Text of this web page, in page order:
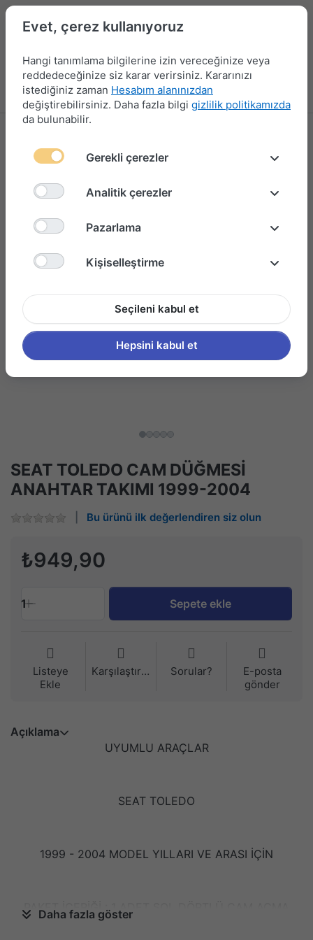
Menü Giriş yap Karşılaştırma Favori Listesi
SEAT TOLEDO CAM DÜĞMESİ
ANAHTAR TAKIMI 1999-2004
Bu ürünü ilk değerlendiren siz olun
₺949,90
1 Sepete ekle
Listeye
Ekle
Karşılaştırma Sorular?
E-posta
gönder
Açıklama
UYUMLU ARAÇLAR
SEAT TOLEDO
1999 - 2004 MODEL YILLARI VE ARASI İÇİN
PAKET İÇERİĞİ : 1 ADET SOL DÖRTLÜ CAM AÇMA
Daha fazla göster
Evet, çerez kullanıyoruz
Hangi tanımlama bilgilerine izin vereceğinize veya
reddedeceğinize siz karar verirsiniz. Kararınızı
istediğiniz zaman Hesabım alanınızdan
değiştirebilirsiniz. Daha fazla bilgi gizlilik politikamızda
da bulunabilir.
Gerekli çerezler
Analitik çerezler
Pazarlama
Kişiselleştirme
Seçileni kabul et
Hepsini kabul et